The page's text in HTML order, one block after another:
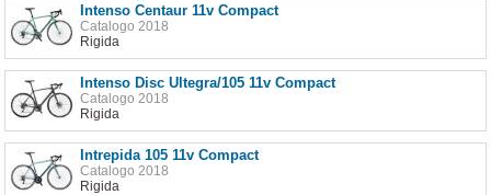
Intenso Centaur 11v Compact
Catalogo 2018
Rigida
Intenso Disc Ultegra/105 11v Compact
Catalogo 2018
Rigida
Intrepida 105 11v Compact
Catalogo 2018
Rigida